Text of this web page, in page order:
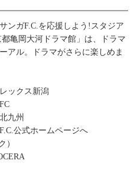
ンガF.C.を応援しよう!スタジア
亀岡大河ドラマ館」は、ドラマ
アル。ドラマがさらに楽しめま
ックス新潟
九州
公式ホームページへ
）